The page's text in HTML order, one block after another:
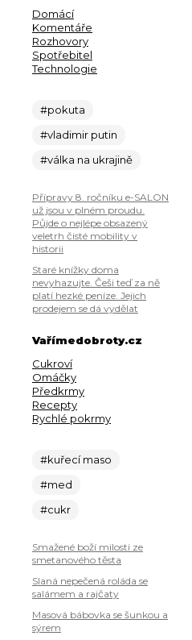
Domácí
Komentáře
Rozhovory
Spotřebitel
Technologie
#pokuta
#vladimir putin
#válka na ukrajině
Přípravy 8. ročníku e-SALON
už jsou v plném proudu.
Půjde o nejlépe obsazený
veletrh čisté mobility v
historii
Staré knížky doma
nevyhazujte. Češi teď za ně
platí hezké peníze. Jejich
prodejem se dá vydělat
Vařímedobroty.cz
Cukroví
Omáčky
Předkrmy
Recepty
Rychlé pokrmy
#kuřecí maso
#med
#cukr
Smažené boží milosti ze
smetanového těsta
Slaná nepečená roláda se
salámem a rajčaty
Masová bábovka se šunkou a
sýrem